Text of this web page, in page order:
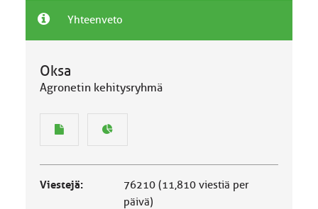
Yhteenveto
Oksa
Agronetin kehitysryhmä
Viestejä:
76210 (11,810 viestiä per
päivä)